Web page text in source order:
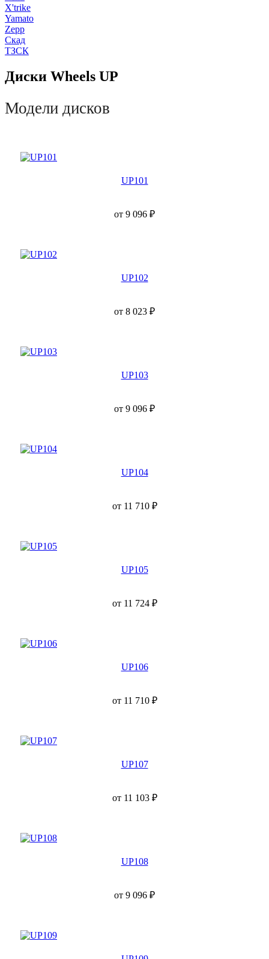
X'trike
Yamato
Zepp
Скад
ТЗСК
Диски Wheels UP
Модели дисков
UP101
от 9 096 ₽
UP102
от 8 023 ₽
UP103
от 9 096 ₽
UP104
от 11 710₽
UP105
от 11 724₽
UP106
от 11 710₽
UP107
от 11 103₽
UP108
от 9 096 ₽